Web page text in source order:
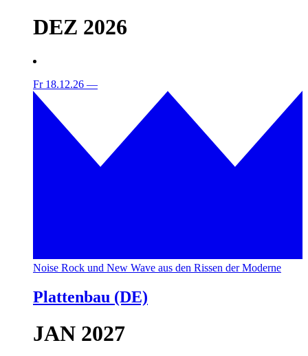
DEZ 2026
Fr 18.12.26 —
Noise Rock und New Wave aus den Rissen der Moderne
Plattenbau (DE)
JAN 2027